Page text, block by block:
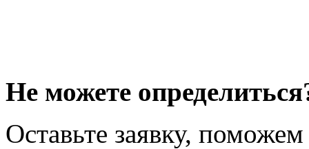
Не можете
Оставьте заявку,